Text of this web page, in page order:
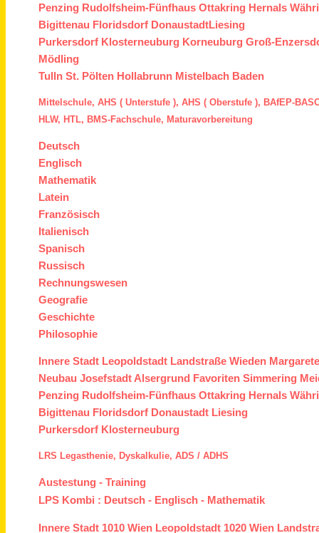
Penzing Rudolfsheim-Fünfhaus Ottakring Hernals
Bigittenau Floridsdorf DonaustadtLiesing
Purkersdorf Klosterneuburg Korneuburg Groß-
Mödling
Tulln St. Pölten Hollabrunn Mistelbach Baden
Mittelschule, AHS ( Unterstufe ), AHS ( Oberstufe ), BAfEP-
HLW, HTL, BMS-Fachschule, Maturavorbereitung
Deutsch
Englisch
Mathematik
Latein
Französisch
Italienisch
Spanisch
Russisch
Rechnungswesen
Geografie
Geschichte
Philosophie
Innere Stadt Leopoldstadt Landstraße Wieden
Neubau Josefstadt Alsergrund Favoriten Simmering
Penzing Rudolfsheim-Fünfhaus Ottakring Hernals
Bigittenau Floridsdorf Donaustadt Liesing
Purkersdorf Klosterneuburg
LRS Legasthenie, Dyskalkulie, ADS / ADHS
Austestung -Training
LPS Kombi : Deutsch - Englisch - Mathematik
Innere Stadt 1010 Wien Leopoldstadt 1020 Wien